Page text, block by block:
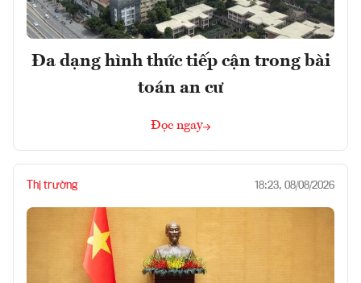
Đa dạng hình thức tiếp cận trong bài
toán an cư
Đọc ngay
Thị trường 18:23, 08/08/2026